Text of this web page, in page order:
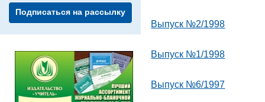
Выпуск №2/1998
Выпуск №1/1998
Выпуск №6/1997
Подписаться на рассылку